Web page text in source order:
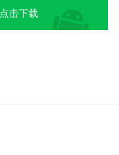
点击下载